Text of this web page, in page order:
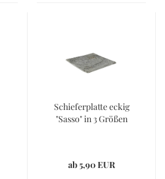
Schieferplatte eckig
"Sasso" in 3 Größen
ab 5,90 EUR